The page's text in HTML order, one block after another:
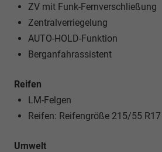
ZV mit Funk-Fernverschließung
Zentralverriegelung
AUTO-HOLD-Funktion
Berganfahrassistent
Reifen
LM-Felgen
Reifen: Reifengröße 215/55 R17
Umwelt